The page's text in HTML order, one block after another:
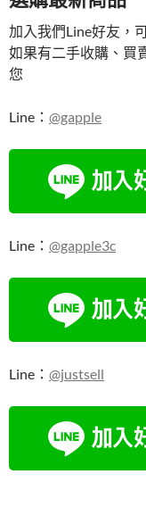
加入我們Line好友，
如果有二手收購、買
您
Line： @gapple
Line： @gapple3c
Line： @justsell